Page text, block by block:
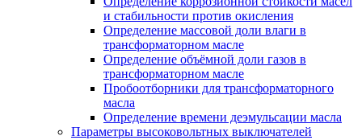
и стабильности против окисления
Определение массовой доли влаги в
трансформаторном масле
Определение объёмной доли газов в
трансформаторном масле
Пробоотборники для трансформаторного
масла
Определение времени деэмульсации масла
Параметры высоковольтных выключателей